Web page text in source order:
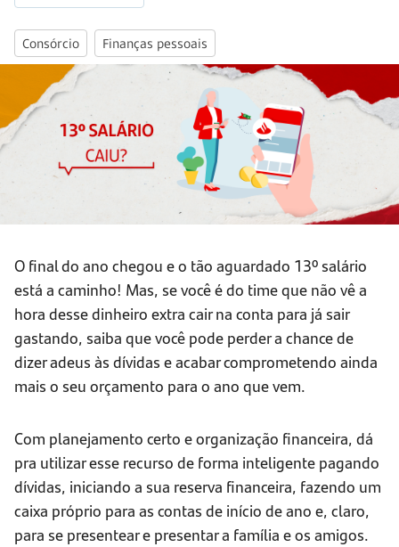
Consórcio Finanças pessoais
O final do ano chegou e o tão aguardado 13º salário
está a caminho! Mas, se você é do time que não vê a
hora desse dinheiro extra cair na conta para já sair
gastando, saiba que você pode perder a chance de
dizer adeus às dívidas e acabar comprometendo ainda
mais o seu orçamento para o ano que vem.
Com planejamento certo e organização financeira, dá
pra utilizar esse recurso de forma inteligente pagando
dívidas, iniciando a sua reserva financeira, fazendo um
caixa próprio para as contas de início de ano e, claro,
para se presentear e presentar a família e os amigos.